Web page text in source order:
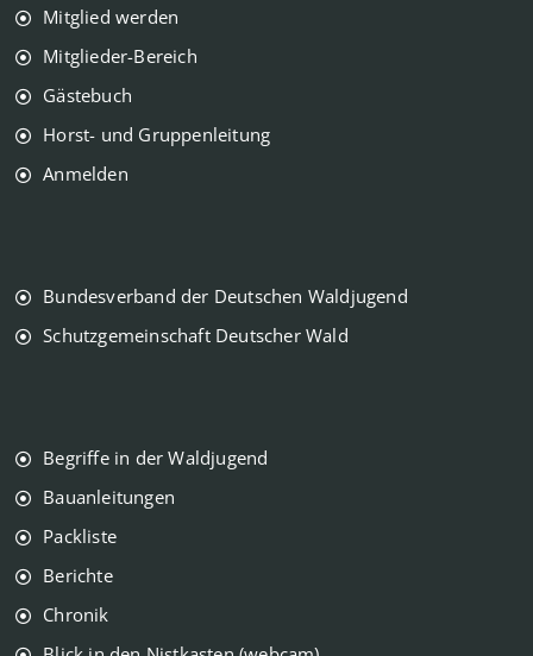
Mitglied werden
Mitglieder-Bereich
Gästebuch
Horst- und Gruppenleitung
Anmelden
Bundesverband der Deutschen Waldjugend
Schutzgemeinschaft Deutscher Wald
Begriffe in der Waldjugend
Bauanleitungen
Packliste
Berichte
Chronik